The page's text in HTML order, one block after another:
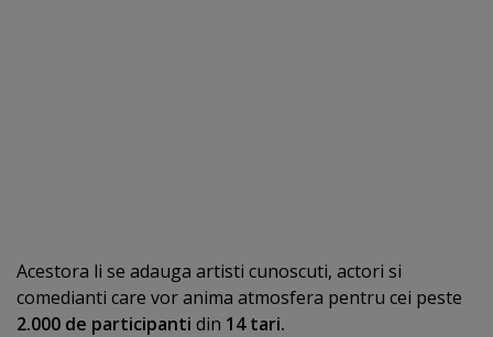
Acestora li se adauga artisti cunoscuti, actori si
comedianti care vor anima atmosfera pentru cei peste
2.000 de participanti din 14 tari.